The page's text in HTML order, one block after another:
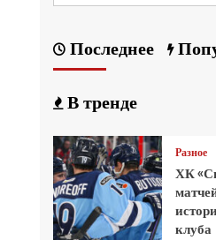
Последнее
В тренде
Разное
ХК
клуба